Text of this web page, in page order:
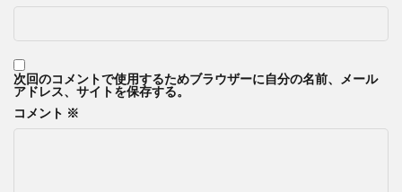
次回のコメントで使用するためブラウザーに自分の名前、メール
アドレス、サイトを保存する。
コメント ※